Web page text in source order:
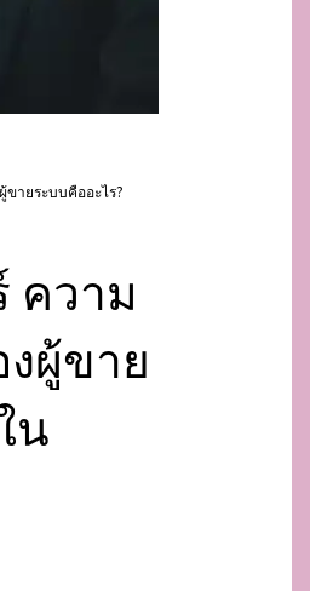
ายระบบคืออะไร?
ความ
ผู้ขาย
น